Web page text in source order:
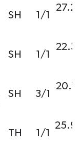
SH 1/1
SH 1/1
SH 3/1
TH 1/1